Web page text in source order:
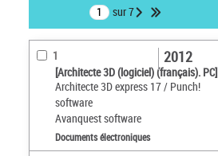
sur 7
1
[Architecte 3D (logiciel) (français). PC]
Architecte 3D express 17 / Punch!
software
Avanquest software
2012
Documents électroniques